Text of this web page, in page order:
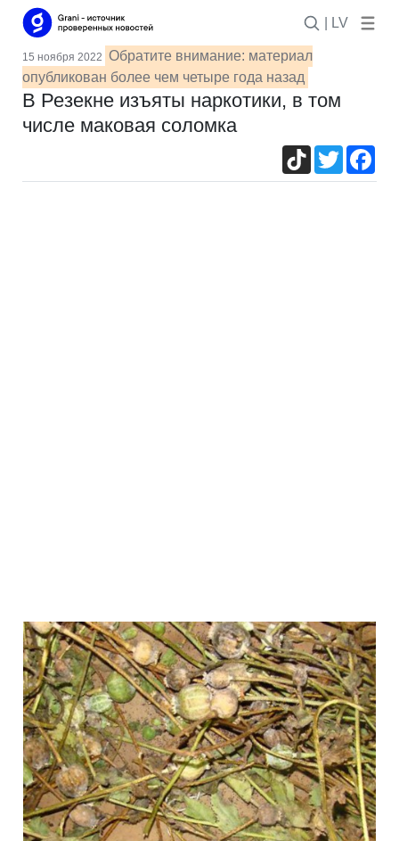
| LV
15 ноября 2022 Обратите внимание: материал
опубликован более чем четыре года назад
В Резекне изъяты наркотики, в том
числе маковая соломка
TikTokTwitter